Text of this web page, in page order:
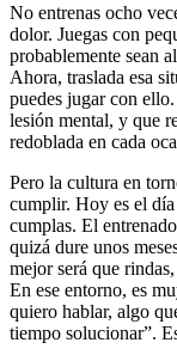
No entrenas ocho
dolor. Juegas con
probablemente sean
Ahora, traslada esa
puedes jugar con
lesión mental, y que
redoblada en cada
Pero la cultura en
cumplir. Hoy es el
cumplas. El
quizá dure unos
mejor será que
En ese entorno, es
quiero hablar, algo
tiempo solucionar”.